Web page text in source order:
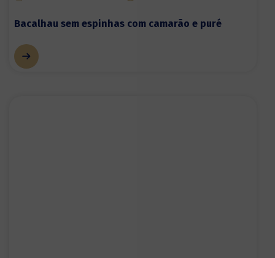
Bacalhau sem espinhas com camarão e puré